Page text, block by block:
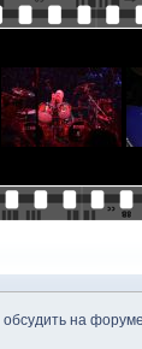
обсудить на